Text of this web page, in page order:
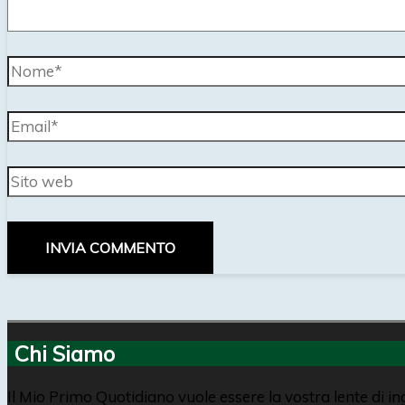
Nome*
Email*
Sito
web
Chi Siamo
Il Mio Primo Quotidiano vuole essere la vostra lente di